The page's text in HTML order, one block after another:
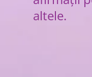
altele.